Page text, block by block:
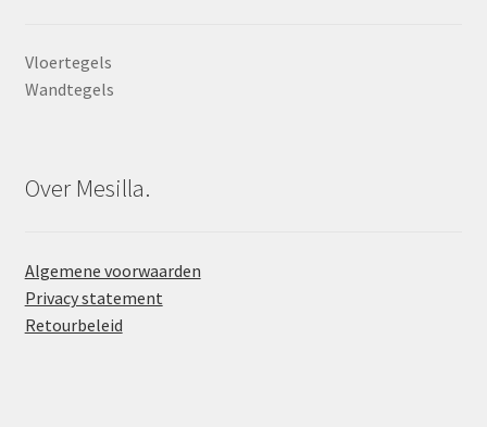
Vloertegels
Wandtegels
Over Mesilla.
Algemene voorwaarden
Privacy statement
Retourbeleid